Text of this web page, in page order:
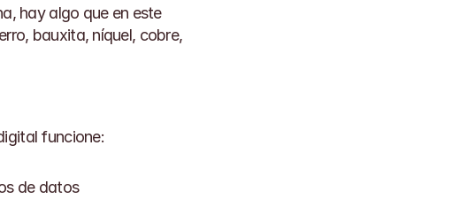
hay algo que en este
bauxita, níquel, cobre,
funcione:
de datos